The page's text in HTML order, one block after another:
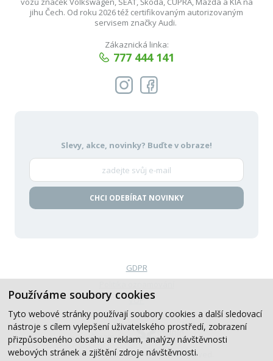
Používáme soubory cookies
Tyto webové stránky používají soubory cookies a další sledovací
nástroje s cílem vylepšení uživatelského prostředí, zobrazení
přizpůsobeného obsahu a reklam, analýzy návštěvnosti
webových stránek a zjištění zdroje návštěvnosti.
jihu Čech. Od roku 2026 též certifikovaným autorizovaným
servisem značky Audi.
Zákaznická linka:
777 444 141
Slevy, akce, novinky? Buďte v obraze!
CHCI ODEBÍRAT NOVINKY
© 2019-2026, CB Auto, All Rights Reserved.
GDPR
VOP
Created by